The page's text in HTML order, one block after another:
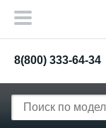
8(800) 333-64-34